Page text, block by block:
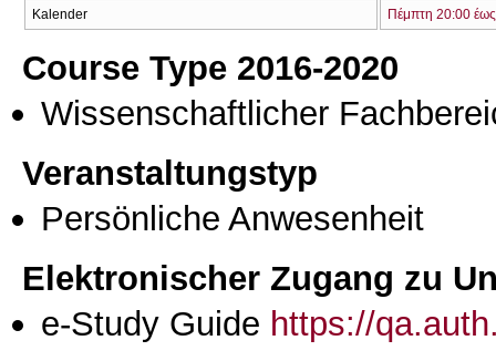
Kalender Πέμπτη 20:00
Course Type 2016-2020
Wissenschaftlicher
Veranstaltungstyp
Persönliche Anwesenheit
Elektronischer Zugang zu
e-Study Guide https://